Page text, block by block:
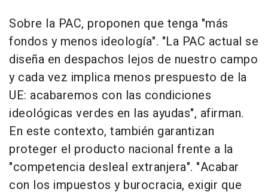
Sobre la PAC, proponen que tenga "más
fondos y menos ideología". "La PAC actual se
diseña en despachos lejos de nuestro campo
y cada vez implica menos prespuesto de la
UE: acabaremos con las condiciones
ideológicas verdes en las ayudas", afirman.
En este contexto, también garantizan
proteger el producto nacional frente a la
"competencia desleal extranjera". "Acabar
con los impuestos y burocracia, exigir que